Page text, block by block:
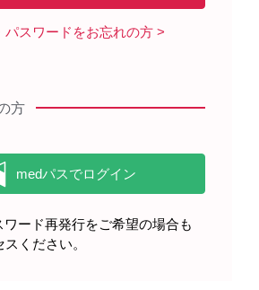
さんへ（2022年12月）
シケアOD錠の服用・保管方法
2022年4月）
パスワードをお忘れの方
方
ワード再発行をご希望の場合も
スください。